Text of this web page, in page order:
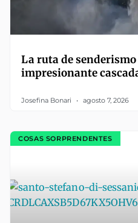
La ruta de
impresionante
Josefina Bonari agosto 7, 2026
COSAS SORPRENDENTES